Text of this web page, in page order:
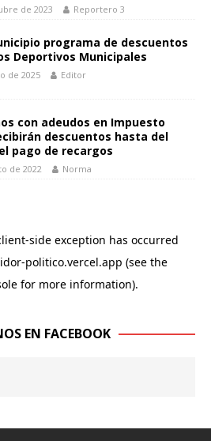
de 2023 Reportero 3
programa de descuentos
Deportivos Municipales
de 2025 Editor
con adeudos en Impuesto
descuentos hasta del
pago de recargos
de 2022 Norma
EN FACEBOOK